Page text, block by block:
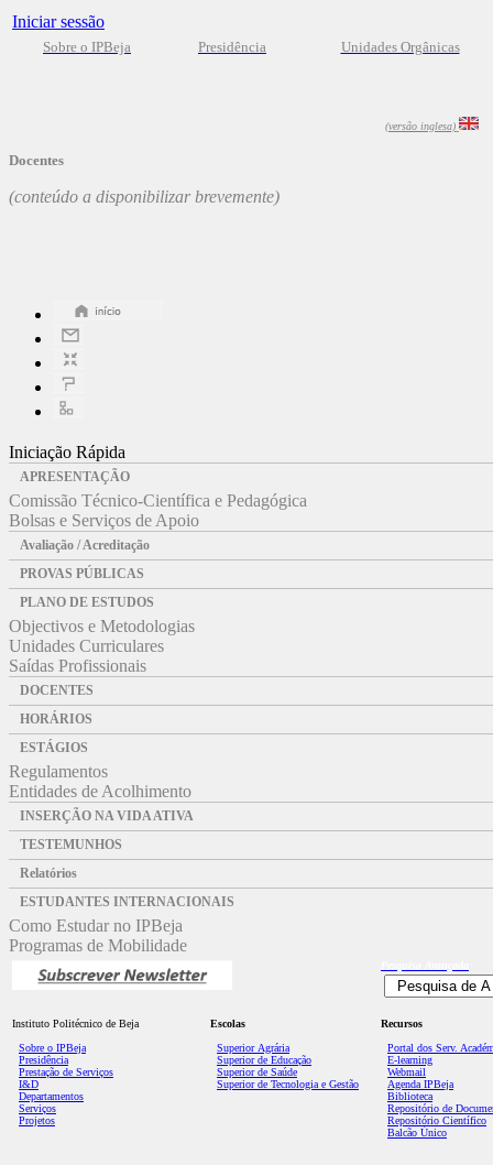
Iniciar sessão
Sobre o IPBeja Presidência Unidades Orgânicas
(versão inglesa)
Docentes
(conteúdo a disponibilizar brevemente)
Iniciação Rápida
APRESENTAÇÃO
Comissão Técnico-Científica e Pedagógica
Bolsas e Serviços de Apoio
Avaliação / Acreditação
PROVAS PÚBLICAS
PLANO DE ESTUDOS
Objectivos e Metodologias
Unidades Curriculares
Saídas Profissionais
DOCENTES
HORÁRIOS
ESTÁGIOS
Regulamentos
Entidades de Acolhimento
INSERÇÃO NA VIDA ATIVA
TESTEMUNHOS
Relatórios
ESTUDANTES INTERNACIONAIS
Como Estudar no IPBeja
Programas de Mobilidade
Instituto Politécnico de Beja
Sobre o IPBeja
Presidência
Prestação de Serviços
I&D
Departamentos
Serviços
Projetos
Escolas
Superior Agrária
Superior de Educação
Superior de Saúde
Superior de Tecnologia e Gestão
Recursos
Portal dos Serv.
E-learning
Webmail
Agenda IPBeja
Biblioteca
Repositório de
Repositório Científico
Balcão Único